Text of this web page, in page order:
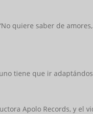
quiere saber de
tiene que ir
Apolo Records, y el